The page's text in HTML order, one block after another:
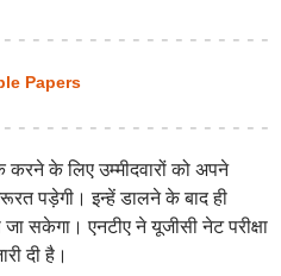
Papers
करने के लिए उम्मीदवारों को अपने
पड़ेगी। इन्हें डालने के बाद ही
सकेगा। एनटीए ने यूजीसी नेट परीक्षा
दी है।